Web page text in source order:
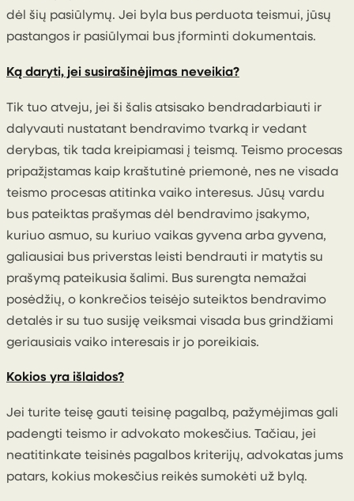
dėl šių pasiūlymų. Jei byla bus perduota teismui, jūsų
pastangos ir pasiūlymai bus įforminti dokumentais.
Ką daryti, jei susirašinėjimas neveikia?
Tik tuo atveju, jei ši šalis atsisako bendradarbiauti ir
dalyvauti nustatant bendravimo tvarką ir vedant
derybas, tik tada kreipiamasi į teismą. Teismo procesas
pripažįstamas kaip kraštutinė priemonė, nes ne visada
teismo procesas atitinka vaiko interesus. Jūsų vardu
bus pateiktas prašymas dėl bendravimo įsakymo,
kuriuo asmuo, su kuriuo vaikas gyvena arba gyvena,
galiausiai bus priverstas leisti bendrauti ir matytis su
prašymą pateikusia šalimi. Bus surengta nemažai
posėdžių, o konkrečios teisėjo suteiktos bendravimo
detalės ir su tuo susiję veiksmai visada bus grindžiami
geriausiais vaiko interesais ir jo poreikiais.
Kokios yra išlaidos?
Jei turite teisę gauti teisinę pagalbą, pažymėjimas gali
padengti teismo ir advokato mokesčius. Tačiau, jei
neatitinkate teisinės pagalbos kriterijų, advokatas jums
patars, kokius mokesčius reikės sumokėti už bylą.